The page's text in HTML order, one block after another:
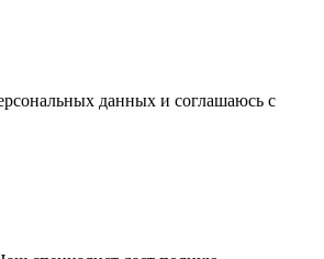
данных и соглашаюсь c